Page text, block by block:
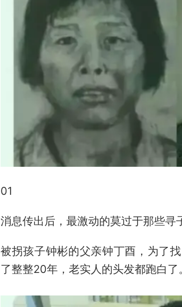
01
消息传出后，最激动的莫过于那些寻
被拐孩子钟彬的父亲钟丁酉，为了
了整整20年，老实人的头发都跑白了